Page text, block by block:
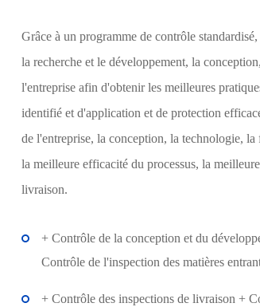
Grâce à un programme de contrôle
la recherche et le développement, la
l'entreprise afin d'obtenir les meilleures
identifié et d'application et de protection
de l'entreprise, la conception, la technologie,
la meilleure efficacité du processus, la
livraison.
+ Contrôle de la conception et du
Contrôle de l'inspection des matières
+ Contrôle des inspections de livraison +